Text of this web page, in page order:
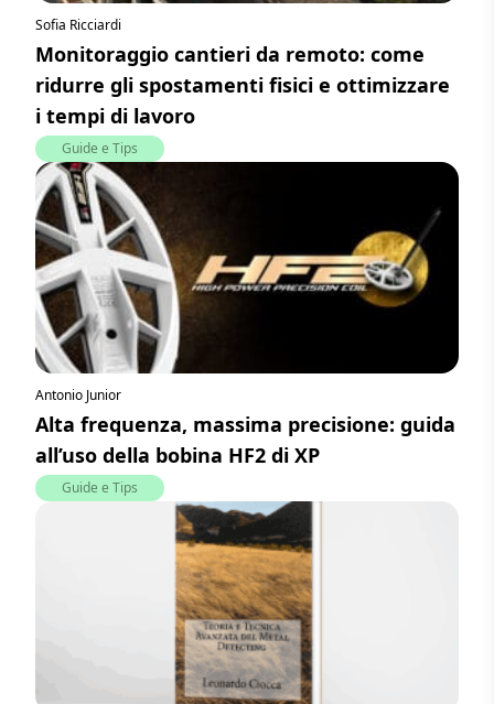
Sofia Ricciardi
Monitoraggio cantieri da remoto: come
ridurre gli spostamenti fisici e ottimizzare
i tempi di lavoro
Guide e Tips
Antonio Junior
Alta frequenza, massima precisione: guida
all’uso della bobina HF2 di XP
Guide e Tips